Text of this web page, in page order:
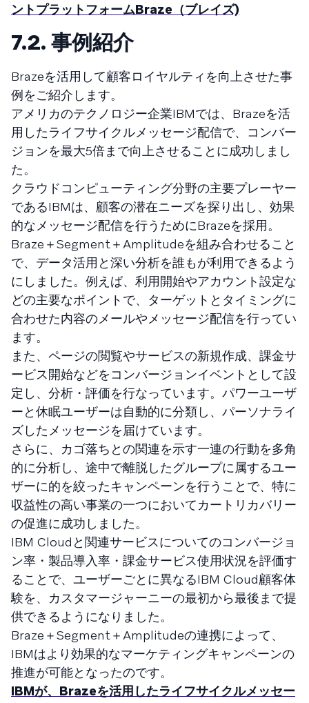
ントプラットフォームBraze（ブレイズ)
7.2. 事例紹介
Brazeを活用して顧客ロイヤルティを向上させた事
例をご紹介します。
アメリカのテクノロジー企業IBMでは、Brazeを活
用したライフサイクルメッセージ配信で、コンバー
ジョンを最大5倍まで向上させることに成功しまし
た。
クラウドコンピューティング分野の主要プレーヤー
であるIBMは、顧客の潜在ニーズを探り出し、効果
的なメッセージ配信を行うためにBrazeを採用。
Braze＋Segment＋Amplitudeを組み合わせること
で、データ活用と深い分析を誰もが利用できるよう
にしました。例えば、利用開始やアカウント設定な
どの主要なポイントで、ターゲットとタイミングに
合わせた内容のメールやメッセージ配信を行ってい
ます。
また、ページの閲覧やサービスの新規作成、課金サ
ービス開始などをコンバージョンイベントとして設
定し、分析・評価を行なっています。パワーユーザ
ーと休眠ユーザーは自動的に分類し、パーソナライ
ズしたメッセージを届けています。
さらに、カゴ落ちとの関連を示す一連の行動を多角
的に分析し、途中で離脱したグループに属するユー
ザーに的を絞ったキャンペーンを行うことで、特に
収益性の高い事業の一つにおいてカートリカバリー
の促進に成功しました。
IBM Cloudと関連サービスについてのコンバージョ
ン率・製品導入率・課金サービス使用状況を評価す
ることで、ユーザーごとに異なるIBM Cloud顧客体
験を、カスタマージャーニーの最初から最後まで提
供できるようになりました。
Braze＋Segment＋Amplitudeの連携によって、
IBMはより効果的なマーケティングキャンペーンの
推進が可能となったのです。
IBMが、Brazeを活用したライフサイクルメッセー